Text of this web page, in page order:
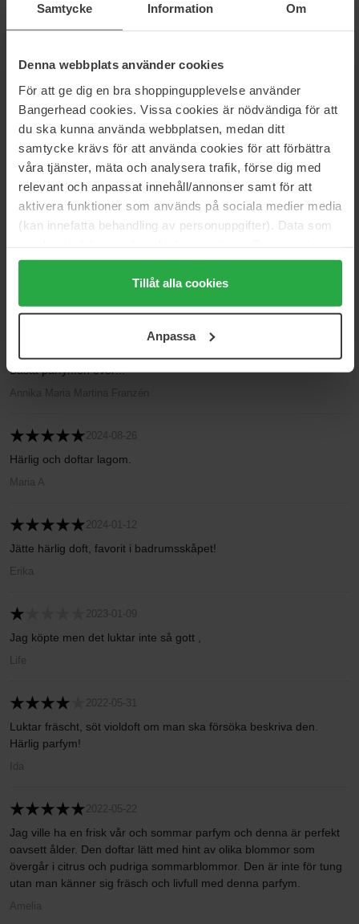
Samtycke Information Om
Denna webbplats använder cookies
För att ge dig en bra shoppingupplevelse använder
Bangerhead cookies. Vissa cookies är nödvändiga för att
du ska kunna använda webbplatsen, medan ditt
samtycke krävs för att använda cookies för att förbättra
våra tjänster, mäta och analysera trafik, förse dig med
relevant och anpassat innehåll/annonser samt för att
aktivera funktioner som används på sociala medier media
(kan innefatta behandling av personuppgifter). Data som
trycka på "Tillåt alla cookies" accepterar du alla cookies,
medan du under "Detaljer" kan anpassa användningen av
cookies. Du kan när som helst återkalla ditt samtycke.
Tillåt alla cookies
Anpassa
4.8
90%
3%
2024-12-26
Snabbt och smidigt bra doft
fredrik
Bästa parfymen ever!!!
Annika Maria Martina Franzén
2024-08-26
Härlig och doftar lagom.
Maria A
2024-01-12
Jätte härlig doft, favorit i badrumsskåpet!
Erika
2023-01-09
Jag köpte men det luktar inte så gott ,
Life
2022-05-31
Luktar fräscht, söt violdoft om man ska försöka beskriva den.
Härlig parfym!
Ida
2022-05-22
Jag ville ha en frisk vår och sommar parfym och denna är perfekt
oavsett ålder. Den doftar lätt med hint av olika blommor som
övergår i citrus och pudriga sommarblommor. Den är inte för tung
utan man känner sig fräsch och livfull med denna parfym.
Amelia